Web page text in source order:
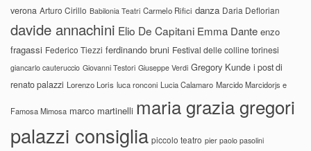
verona Arturo Cirillo Babilonia Teatri Carmelo Rifici danza Daria Deflorian
davide annachini Elio De Capitani Emma Dante enzo
fragassi Federico Tiezzi ferdinando bruni Festival delle colline torinesi
giancarlo cauteruccio Giovanni Testori Giuseppe Verdi Gregory Kunde i post di
renato palazzi Lorenzo Loris luca ronconi Lucia Calamaro Marcido Marcidorjs e
Famosa Mimosa marco martinelli maria grazia gregori
palazzi consiglia piccolo teatro pier paolo pasolini